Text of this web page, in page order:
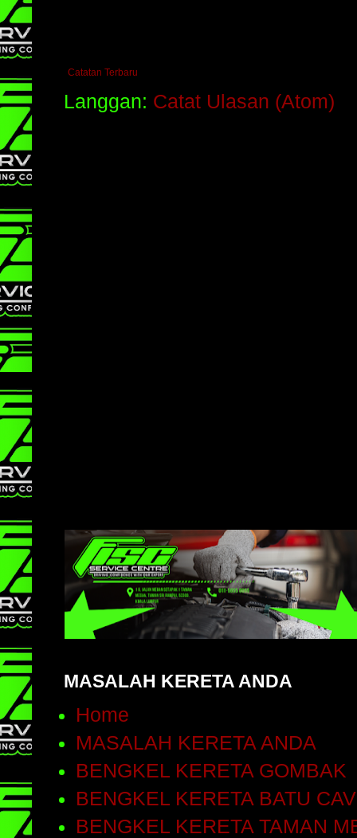
Catatan Terbaru
Langgan: Catat Ulasan (Atom)
MASALAH KERETA ANDA
Home
MASALAH KERETA ANDA
BENGKEL KERETA GOMBAK
BENGKEL KERETA BATU
BENGKEL KERETA TAMAN